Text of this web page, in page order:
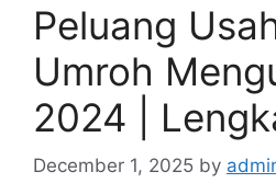
Peluang
Umroh
2024 |
December 1, 2025 by